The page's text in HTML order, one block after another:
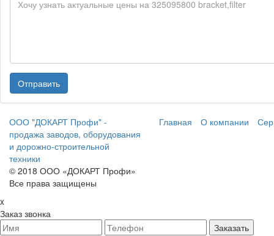
Отправить
ООО "ДОКАРТ Профи" -
продажа заводов, оборудования
и дорожно-строительной
техники
© 2018 ООО «ДОКАРТ Профи»
Все права защищены
Главная О компании
x
Заказ звонка
Заказать